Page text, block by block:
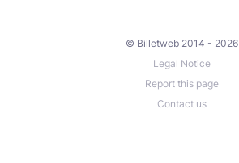
© Billetweb 2014 - 2026
Legal Notice
Report this page
Contact us